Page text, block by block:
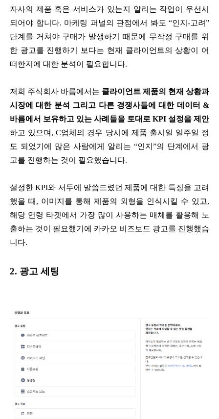
자사의 제품 혹은 서비스가 있는지 알리는 작업이 우선시
되어야 합니다. 마케팅 퍼널의 관점에서 봐도 “인지-고려”
단계를 거쳐야 구매가 발생하기 때문에 무작정 구매를 위
한 광고를 진행하기 보다는 현재 클라이언트의 상황이 어
떠한지에 대한 분석이 필요합니다.
저희 주식회사 바름에서는 클라이언트 제품의 현재 상황과
시장에 대한 분석 그리고 다른 경쟁사들에 대한 데이터 &
바름에서 보유하고 있는 사례들을 토대로 KPI 설정을 제안
하고 있으며, C업체의 경우 당시에 제품 출시일 일주일 정
도 되었기에 많은 사람에게 알리는 “인지”의 단계에서 광
고를 진행하는 것이 필요했습니다.
설정한 KPI와 서두에 말씀드렸던 제품에 대한 특징을 고려
했을 때, 이미지를 통해 제품의 외형을 인식시킬 수 있고,
해당 연령 타겟에서 가장 많이 사용하는 매체를 활용해 노
출하는 것이 필요했기에 카카오 비즈보드 광고를 진행했습
니다.
2. 광고 세팅